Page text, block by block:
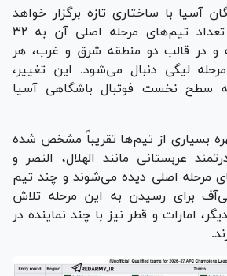
آسیا با ساختاری تازه برگزار خواهد
شد؛ رقابت‌هایی که تعداد تیم‌های مرحله اصلی آن به ۳۲
و در قالب دو منطقه شرق و غرب، هر
تیم در مرحله لیگی دنبال می‌شود. این تغییر،
سطح نخست فوتبال باشگاهی آسیا
بسیاری از تیم‌ها تقریباً مشخص شده
عربستانی مانند الهلال، النصر و
مرحله اصلی دیده می‌شوند و چند تیم
برای رسیدن به این مرحله تلاش
امارات و قطر نیز با چند نماینده در